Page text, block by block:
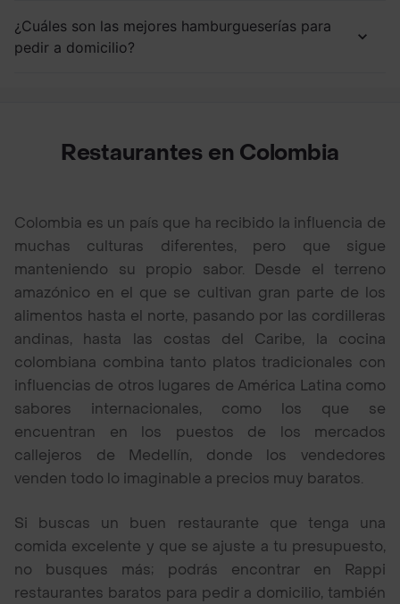
¿Cuáles son las mejores hamburgueserías para
pedir a domicilio?
Restaurantes en Colombia
Colombia es un país que ha recibido la influencia de
muchas culturas diferentes, pero que sigue
manteniendo su propio sabor. Desde el terreno
amazónico en el que se cultivan gran parte de los
alimentos hasta el norte, pasando por las cordilleras
andinas, hasta las costas del Caribe, la cocina
colombiana combina tanto platos tradicionales con
influencias de otros lugares de América Latina como
sabores internacionales, como los que se
encuentran en los puestos de los mercados
callejeros de Medellín, donde los vendedores
venden todo lo imaginable a precios muy baratos.
Si buscas un buen restaurante que tenga una
comida excelente y que se ajuste a tu presupuesto,
no busques más; podrás encontrar en Rappi
restaurantes baratos para pedir a domicilio, también